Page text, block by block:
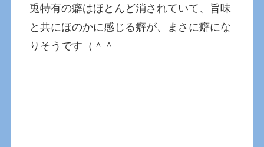
兎特有の癖はほとんど消されていて、旨味
と共にほのかに感じる癖が、まさに癖にな
りそうです（＾＾